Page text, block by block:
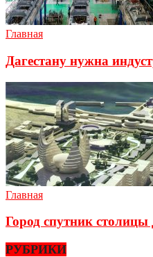
Главная
Дагестану нужна
Главная
Город спутник столицы
РУБРИКИ